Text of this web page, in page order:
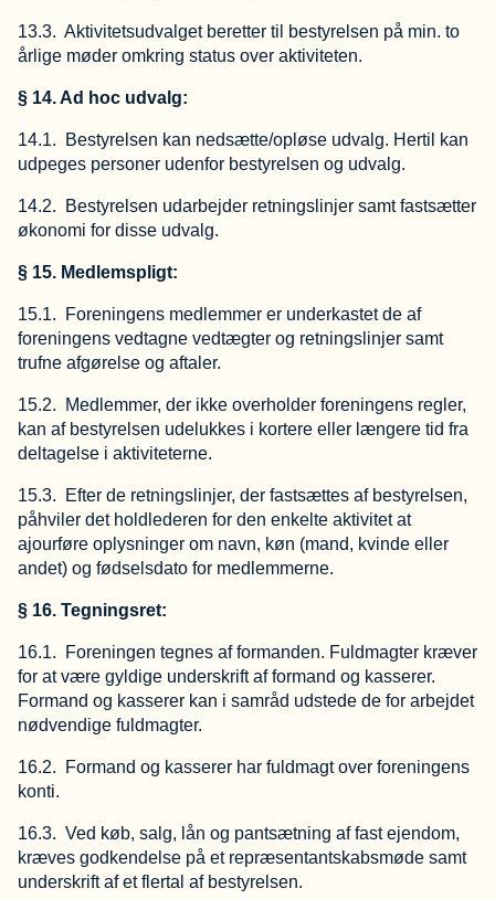
13.3. Aktivitetsudvalget beretter til bestyrelsen på min. to
årlige møder omkring status over aktiviteten.
§ 14. Ad hoc udvalg:
14.1. Bestyrelsen kan nedsætte/opløse udvalg. Hertil kan
udpeges personer udenfor bestyrelsen og udvalg.
14.2. Bestyrelsen udarbejder retningslinjer samt fastsætter
økonomi for disse udvalg.
§ 15. Medlemspligt:
15.1. Foreningens medlemmer er underkastet de af
foreningens vedtagne vedtægter og retningslinjer samt
trufne afgørelse og aftaler.
15.2. Medlemmer, der ikke overholder foreningens regler,
kan af bestyrelsen udelukkes i kortere eller længere tid fra
deltagelse i aktiviteterne.
15.3. Efter de retningslinjer, der fastsættes af bestyrelsen,
påhviler det holdlederen for den enkelte aktivitet at
ajourføre oplysninger om navn, køn (mand, kvinde eller
andet) og fødselsdato for medlemmerne.
§ 16. Tegningsret:
16.1. Foreningen tegnes af formanden. Fuldmagter kræver
for at være gyldige underskrift af formand og kasserer.
Formand og kasserer kan i samråd udstede de for arbejdet
nødvendige fuldmagter.
16.2. Formand og kasserer har fuldmagt over foreningens
konti.
16.3. Ved køb, salg, lån og pantsætning af fast ejendom,
kræves godkendelse på et repræsentantskabsmøde samt
underskrift af et flertal af bestyrelsen.